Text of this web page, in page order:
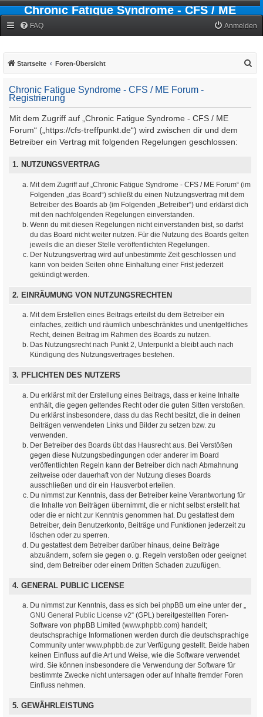
Chronic Fatigue Syndrome - CFS / ME
FAQ Anmelden
Startseite Foren-Übersicht
Chronic Fatigue Syndrome - CFS / ME Forum -
Registrierung
Mit dem Zugriff auf „Chronic Fatigue Syndrome - CFS / ME
Forum“ („https://cfs-treffpunkt.de“) wird zwischen dir und dem
Betreiber ein Vertrag mit folgenden Regelungen geschlossen:
1. NUTZUNGSVERTRAG
Mit dem Zugriff auf „Chronic Fatigue Syndrome - CFS / ME Forum“ (im
Folgenden „das Board“) schließt du einen Nutzungsvertrag mit dem
Betreiber des Boards ab (im Folgenden „Betreiber“) und erklärst dich
mit den nachfolgenden Regelungen einverstanden.
Wenn du mit diesen Regelungen nicht einverstanden bist, so darfst
du das Board nicht weiter nutzen. Für die Nutzung des Boards gelten
jeweils die an dieser Stelle veröffentlichten Regelungen.
Der Nutzungsvertrag wird auf unbestimmte Zeit geschlossen und
kann von beiden Seiten ohne Einhaltung einer Frist jederzeit
gekündigt werden.
2. EINRÄUMUNG VON NUTZUNGSRECHTEN
Mit dem Erstellen eines Beitrags erteilst du dem Betreiber ein
einfaches, zeitlich und räumlich unbeschränktes und unentgeltliches
Recht, deinen Beitrag im Rahmen des Boards zu nutzen.
Das Nutzungsrecht nach Punkt 2, Unterpunkt a bleibt auch nach
Kündigung des Nutzungsvertrages bestehen.
3. PFLICHTEN DES NUTZERS
Du erklärst mit der Erstellung eines Beitrags, dass er keine Inhalte
enthält, die gegen geltendes Recht oder die guten Sitten verstoßen.
Du erklärst insbesondere, dass du das Recht besitzt, die in deinen
Beiträgen verwendeten Links und Bilder zu setzen bzw. zu
verwenden.
Der Betreiber des Boards übt das Hausrecht aus. Bei Verstößen
gegen diese Nutzungsbedingungen oder anderer im Board
veröffentlichten Regeln kann der Betreiber dich nach Abmahnung
zeitweise oder dauerhaft von der Nutzung dieses Boards
ausschließen und dir ein Hausverbot erteilen.
Du nimmst zur Kenntnis, dass der Betreiber keine Verantwortung für
die Inhalte von Beiträgen übernimmt, die er nicht selbst erstellt hat
oder die er nicht zur Kenntnis genommen hat. Du gestattest dem
Betreiber, dein Benutzerkonto, Beiträge und Funktionen jederzeit zu
löschen oder zu sperren.
Du gestattest dem Betreiber darüber hinaus, deine Beiträge
abzuändern, sofern sie gegen o. g. Regeln verstoßen oder geeignet
sind, dem Betreiber oder einem Dritten Schaden zuzufügen.
4. GENERAL PUBLIC LICENSE
Du nimmst zur Kenntnis, dass es sich bei phpBB um eine unter der „
GNU General Public License v2“ (GPL) bereitgestellten Foren-
Software von phpBB Limited (www.phpbb.com) handelt;
deutschsprachige Informationen werden durch die deutschsprachige
Community unter www.phpbb.de zur Verfügung gestellt. Beide haben
keinen Einfluss auf die Art und Weise, wie die Software verwendet
wird. Sie können insbesondere die Verwendung der Software für
bestimmte Zwecke nicht untersagen oder auf Inhalte fremder Foren
Einfluss nehmen.
5. GEWÄHRLEISTUNG